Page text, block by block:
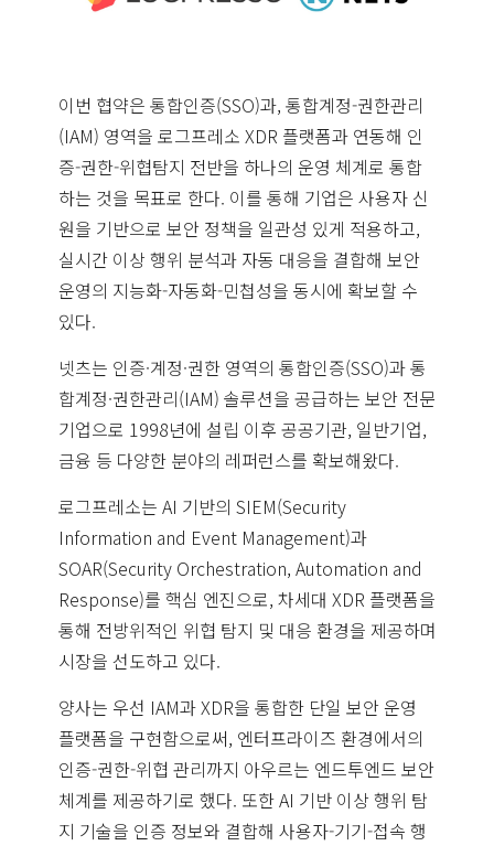
이번 협약은 통합인증(SSO)과, 통합계정-권한관리
(IAM) 영역을 로그프레소 XDR 플랫폼과 연동해 인
증-권한-위협탐지 전반을 하나의 운영 체계로 통합
하는 것을 목표로 한다. 이를 통해 기업은 사용자 신
원을 기반으로 보안 정책을 일관성 있게 적용하고,
실시간 이상 행위 분석과 자동 대응을 결합해 보안
운영의 지능화-자동화-민첩성을 동시에 확보할 수
있다.
넷츠는 인증·계정·권한 영역의 통합인증(SSO)과 통
합계정·권한관리(IAM) 솔루션을 공급하는 보안 전문
기업으로 1998년에 설립 이후 공공기관, 일반기업,
금융 등 다양한 분야의 레퍼런스를 확보해왔다.
로그프레소는 AI 기반의 SIEM(Security
Information and Event Management)과
SOAR(Security Orchestration, Automation and
Response)를 핵심 엔진으로, 차세대 XDR 플랫폼을
통해 전방위적인 위협 탐지 및 대응 환경을 제공하며
시장을 선도하고 있다.
양사는 우선 IAM과 XDR을 통합한 단일 보안 운영
플랫폼을 구현함으로써, 엔터프라이즈 환경에서의
인증-권한-위협 관리까지 아우르는 엔드투엔드 보안
체계를 제공하기로 했다. 또한 AI 기반 이상 행위 탐
지 기술을 인증 정보와 결합해 사용자-기기-접속 행